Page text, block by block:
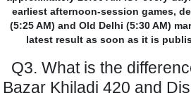
earliest afternoon-session games,
(5:25 AM) and Old Delhi (5:30 AM)
latest result as soon as it is
Q3. What is the
Bazar Khiladi 420 and